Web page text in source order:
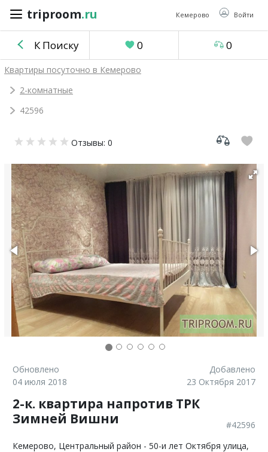
triproom.ru Кемерово Войти
triproom .ru
Российский
Войти / Зарегистрироваться
объявление
Избранное
0
Сравнение
0
К Поиску 0 0
Квартиры посуточно в Кемерово
2-комнатные
42596
Отзывы: 0
Обновлено
04 июля 2018
Добавлено
23 Октября 2017
2-к. квартира напротив ТРК
Зимней Вишни
#42596
Кемерово, Центральный район - 50-и лет Октября улица,